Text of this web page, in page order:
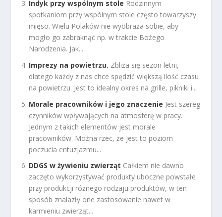
Indyk przy wspólnym stole Rodzinnym
spotkaniom przy wspólnym stole często towarzyszy
mięso. Wielu Polaków nie wyobraża sobie, aby
mogło go zabraknąć np. w trakcie Bożego
Narodzenia. Jak...
Imprezy na powietrzu. Zbliża się sezon letni,
dlatego każdy z nas chce spędzić większą ilość czasu
na powietrzu. Jest to idealny okres na grille, pikniki i...
Morale pracowników i jego znaczenie Jest szereg
czynników wpływających na atmosferę w pracy.
Jednym z takich elementów jest morale
pracowników. Można rzec, że jest to poziom
poczucia entuzjazmu...
DDGS w żywieniu zwierząt Całkiem nie dawno
zaczęto wykorzystywać produkty uboczne powstałe
przy produkcji różnego rodzaju produktów, w ten
sposób znalazły one zastosowanie nawet w
karmieniu zwierząt...